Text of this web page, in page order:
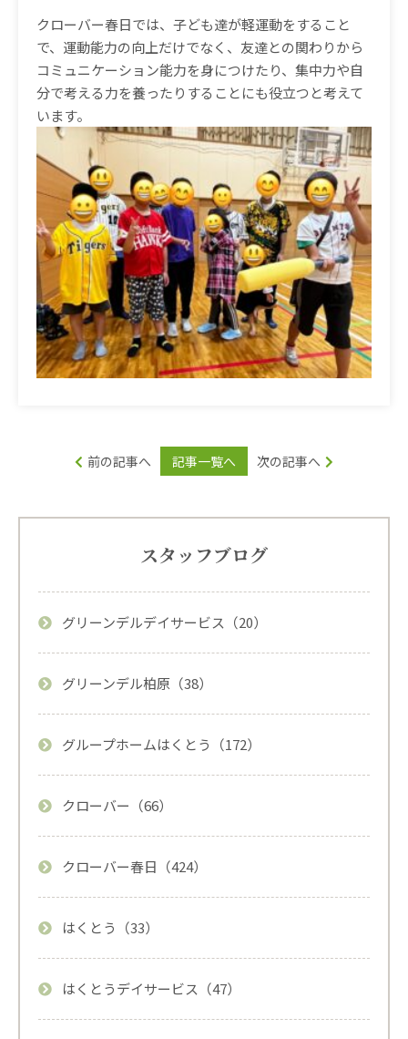
クローバー春日では、子ども達が軽運動をすること
で、運動能力の向上だけでなく、友達との関わりから
コミュニケーション能力を身につけたり、集中力や自
分で考える力を養ったりすることにも役立つと考えて
います。
前の記事へ 記事一覧へ 次の記事へ
スタッフブログ
グリーンデルデイサービス（20）
グリーンデル柏原（38）
グループホームはくとう（172）
クローバー（66）
クローバー春日（424）
はくとう（33）
はくとうデイサービス（47）